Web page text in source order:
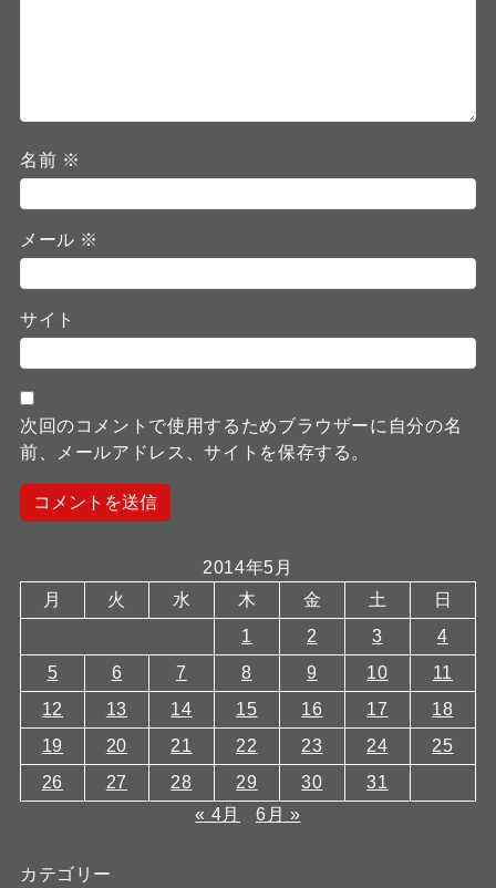
名前 ※
メール ※
サイト
次回のコメントで使用するためブラウザーに自分の名
前、メールアドレス、サイトを保存する。
2014年5月
月
火 水 木 金 土
日
1
2 3
4
5
6 7 8 9 10
11
12
13 14 15 16 17
18
19
20 21 22 23 24
25
26
27 28 29 30
31
« 4月
6月 »
カテゴリー